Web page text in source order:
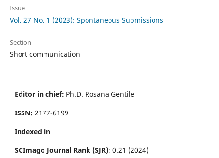
Issue
Vol. 27 No. 1 (2023): Spontaneous Submissions
Section
Short communication
Editor in chief: Ph.D. Rosana Gentile
ISSN: 2177-6199
Indexed in
SCImago Journal Rank (SJR): 0.21 (2024)